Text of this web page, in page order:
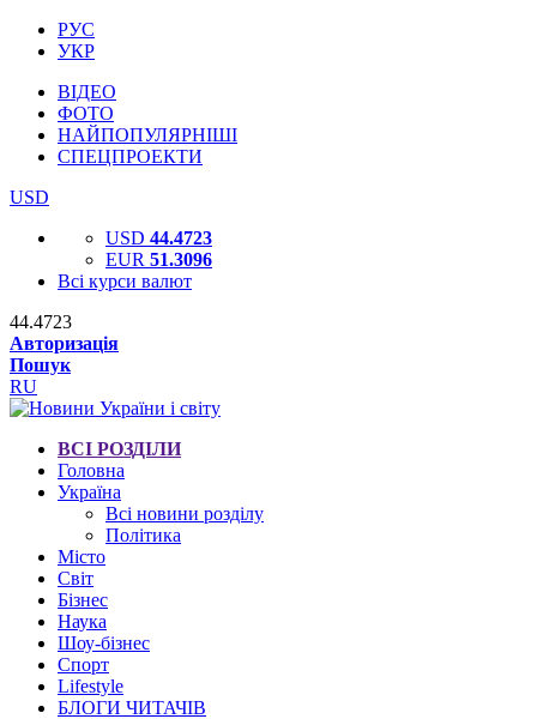
РУС
УКР
ВІДЕО
ФОТО
НАЙПОПУЛЯРНІШІ
СПЕЦПРОЕКТИ
USD
USD 44.4723
EUR 51.3096
Всі курси валют
44.4723
Авторизація
Пошук
RU
ВСІ РОЗДІЛИ
Головна
Україна
Всі новини розділу
Політика
Місто
Світ
Бізнес
Наука
Шоу-бізнес
Спорт
Lifestyle
БЛОГИ ЧИТАЧІВ